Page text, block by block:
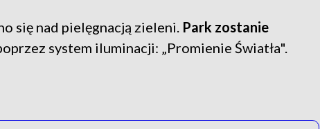
się nad pielęgnacją zieleni. Park zostanie
system iluminacji: „Promienie Światła".